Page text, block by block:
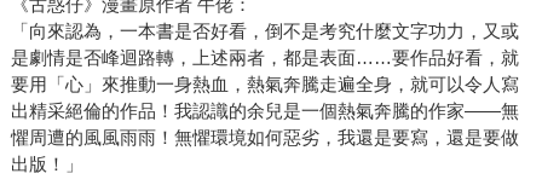
《古惑仔》漫畫原作者 牛佬：
「向來認為，一本書是否好看，倒不是考究什麼文字功力，又或
是劇情是否峰迴路轉，上述兩者，都是表面……要作品好看，就
要用「心」來推動一身熱血，熱氣奔騰走遍全身，就可以令人寫
出精采絕倫的作品！我認識的余兒是一個熱氣奔騰的作家——無
懼周遭的風風雨雨！無懼環境如何惡劣，我還是要寫，還是要做
出版！」